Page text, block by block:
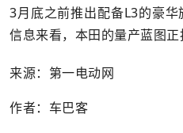
3月底之前推出配备L3的豪
信息来看，本田的量产蓝图正
来源：第一电动网
作者：车巴客